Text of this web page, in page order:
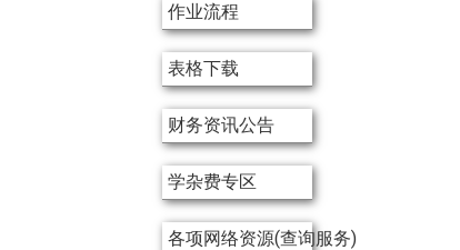
作业流程
表格下载
财务资讯公告
学杂费专区
各项网络资源(查询服务)